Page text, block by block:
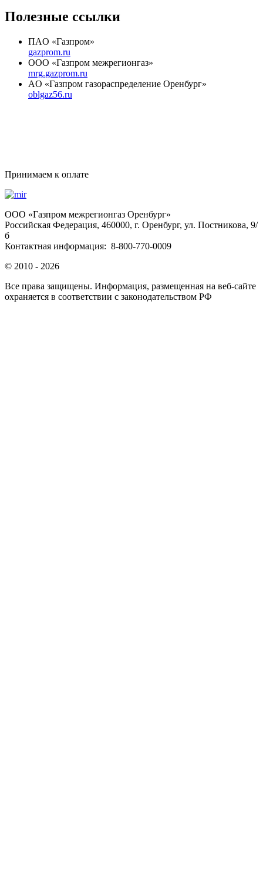
Полезные ссылки
ПAO «Газпром»
gazprom.ru
OOO «Газпром межрегионгаз»
mrg.gazprom.ru
AO «Газпром газораспределение Оренбург»
oblgaz56.ru
Принимаем к оплате
OOO «Газпром межрегионгаз Оренбург»
Российская Федерация, 460000, г. Оренбург, ул. Постникова, 9/
б
Контактная информация: 8-800-770-0009
© 2010 - 2026
Все права защищены. Информация, размещенная на веб-сайте
охраняется в соответствии с законодательством РФ